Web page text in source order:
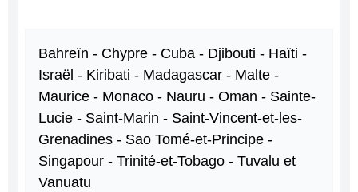
Bahreïn - Chypre - Cuba - Djibouti - Haïti -
Israël - Kiribati - Madagascar - Malte -
Maurice - Monaco - Nauru - Oman - Sainte-
Lucie - Saint-Marin - Saint-Vincent-et-les-
Grenadines - Sao Tomé-et-Principe -
Singapour - Trinité-et-Tobago - Tuvalu et
Vanuatu